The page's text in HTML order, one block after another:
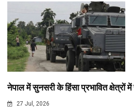
नेपाल में सुनसरी के हिंसा प्रभावित क्षेत्रों
27 Jul, 2026